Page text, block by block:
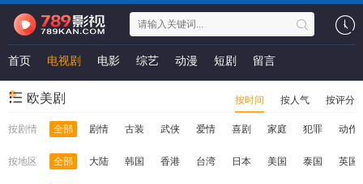
首页 电视剧 电影 综艺 动漫 短剧 留言
欧美剧 按时间 按人气 按评分
按剧情 全部 剧情 古装 武侠 爱情 喜剧 家庭 犯罪 动作
按地区 全部 大陆 韩国 香港 台湾 日本 美国 泰国 英国